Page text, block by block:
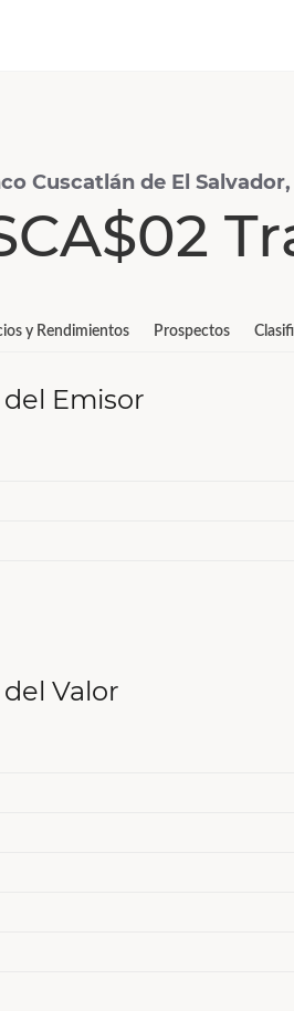
Cuscatlán de El Salvador,
y Rendimientos Prospectos
Emisor
Valor